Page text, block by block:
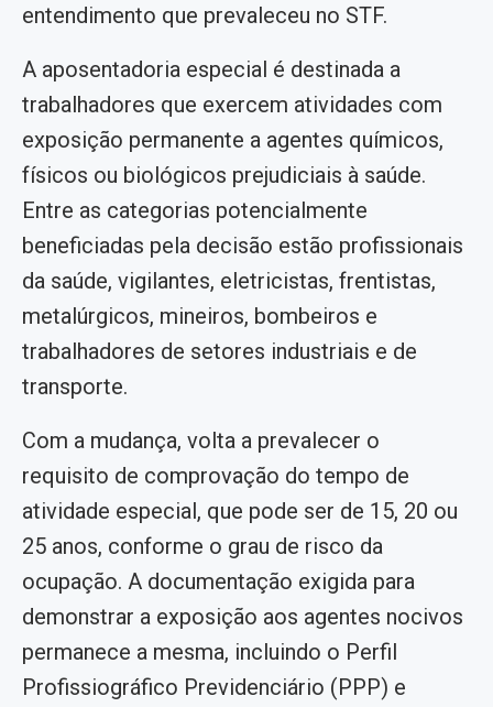
entendimento que prevaleceu no STF.
A aposentadoria especial é destinada a
trabalhadores que exercem atividades com
exposição permanente a agentes químicos,
físicos ou biológicos prejudiciais à saúde.
Entre as categorias potencialmente
beneficiadas pela decisão estão profissionais
da saúde, vigilantes, eletricistas, frentistas,
metalúrgicos, mineiros, bombeiros e
trabalhadores de setores industriais e de
transporte.
Com a mudança, volta a prevalecer o
requisito de comprovação do tempo de
atividade especial, que pode ser de 15, 20 ou
25 anos, conforme o grau de risco da
ocupação. A documentação exigida para
demonstrar a exposição aos agentes nocivos
permanece a mesma, incluindo o Perfil
Profissiográfico Previdenciário (PPP) e